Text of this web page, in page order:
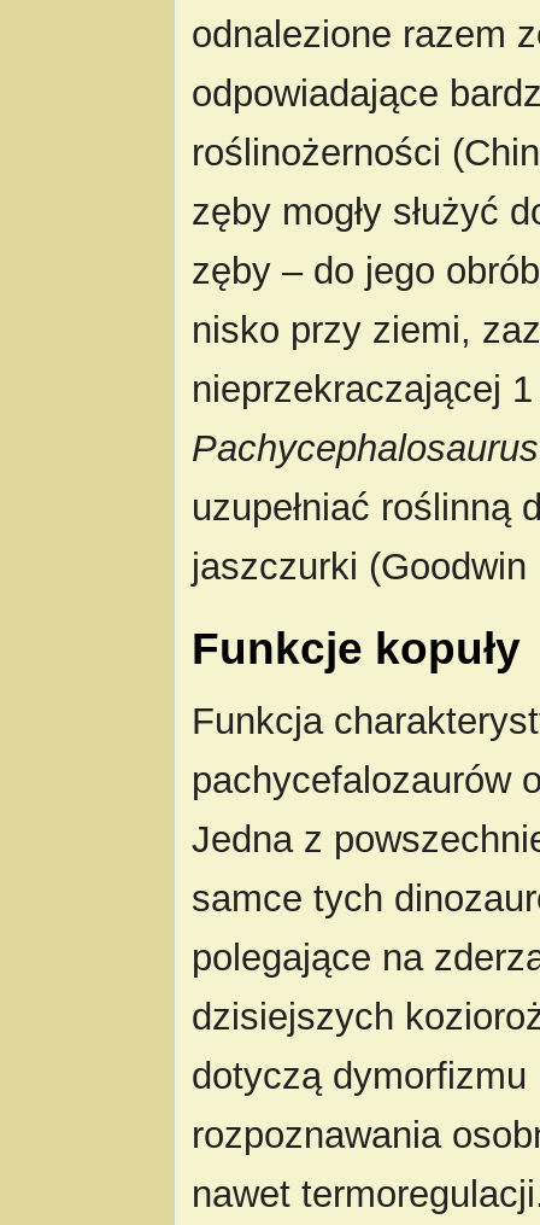
odnalezione razem
odpowiadające
roślinożerności
zęby mogły służyć
zęby – do jego
nisko przy ziemi,
nieprzekraczającej
Pachycephalosaurus
uzupełniać roślinną
jaszczurki
Funkcje kopuły
Funkcja
pachycefalozaurów
Jedna z
samce tych
polegające na
dzisiejszych
dotyczą dymorfizmu
rozpoznawania
nawet